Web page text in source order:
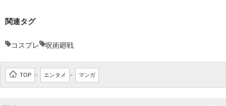
関連タグ
コスプレ 呪術廻戦
TOP > エンタメ > マンガ